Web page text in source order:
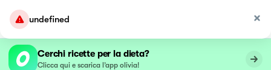
undefined
Cerchi ricette per la dieta?
Clicca qui e scarica l’app olivia!